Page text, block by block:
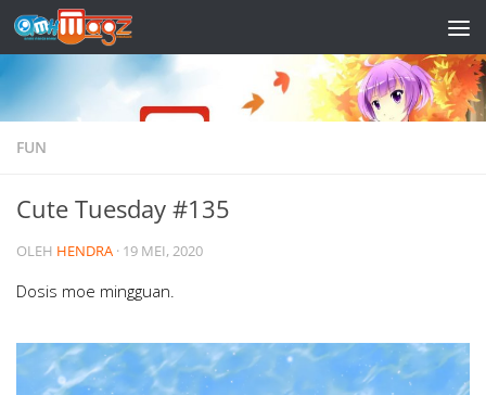
Skip to content
FUN
Cute Tuesday #135
OLEH HENDRA · 19 MEI, 2020
Dosis moe mingguan.